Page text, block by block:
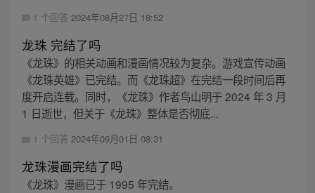
1 个回答 2024年08月27日 18:52
龙珠 完结了吗
《龙珠》的相关动画和漫画情况较为复杂。游戏宣传动画
《龙珠英雄》已完结。而《龙珠超》在完结一段时间后再
度开启连载。同时，《龙珠》作者鸟山明于 2024 年 3 月
1 日逝世，但关于《龙珠》整体是否彻底...
1 个回答 2024年09月01日 08:31
龙珠漫画完结了吗
《龙珠》漫画已于 1995 年完结。